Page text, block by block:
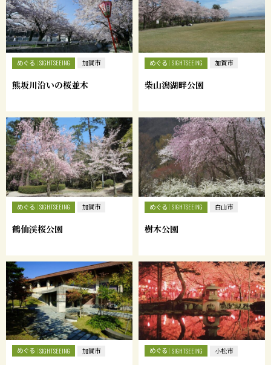
めぐる SIGHTSEEING 加賀市
熊坂川沿いの桜並木
めぐる SIGHTSEEING 加賀市
柴山潟湖畔公園
めぐる SIGHTSEEING 加賀市
鶴仙渓桜公園
めぐる SIGHTSEEING 白山市
樹木公園
めぐる SIGHTSEEING 加賀市 めぐる SIGHTSEEING 小松市